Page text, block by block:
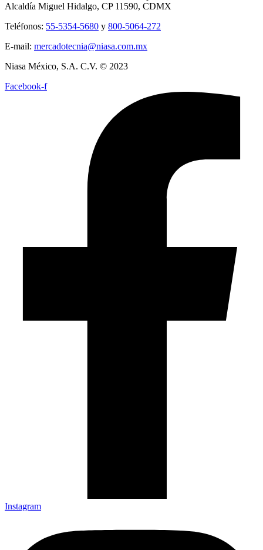
Alcaldía Miguel Hidalgo, CP 11590, CDMX
Teléfonos: 55-5354-5680 y 800-5064-272
E-mail: mercadotecnia@niasa.com.mx
Niasa México, S.A. C.V. © 2023
Facebook-f
Instagram